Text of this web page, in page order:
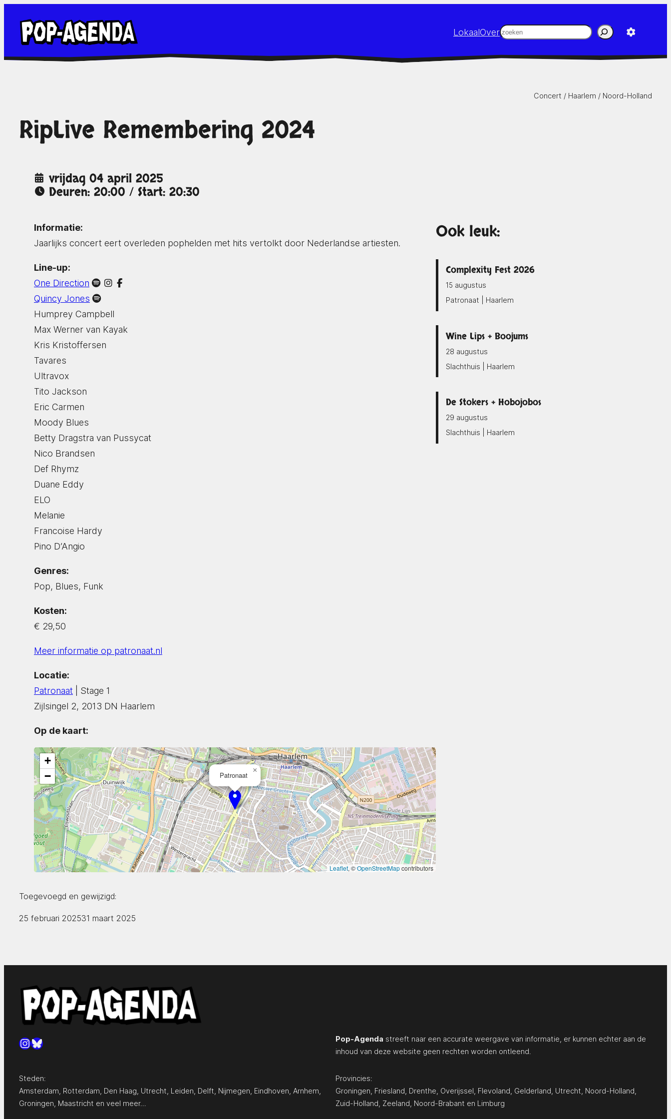
naar
inhoud
LokaalOverZoeken
Concert / Haarlem / Noord-Holland
RipLive Remembering 2024
vrijdag 04 april 2025
Deuren: 20:00 / Start: 20:30
Informatie:
Jaarlijks concert eert overleden pophelden met hits vertolkt door Nederlandse artiesten.
Line-up:
One Direction
Quincy Jones
Humprey Campbell
Max Werner van Kayak
Kris Kristoffersen
Tavares
Ultravox
Tito Jackson
Eric Carmen
Moody Blues
Betty Dragstra van Pussycat
Nico Brandsen
Def Rhymz
Duane Eddy
ELO
Melanie
Francoise Hardy
Pino D’Angio
Genres:
Pop, Blues, Funk
Kosten:
€ 29,50
Meer informatie op patronaat.nl
Locatie:
Patronaat | Stage 1
Zijlsingel 2, 2013 DN Haarlem
Op de kaart:
Patronaat
×
+
−
Leaflet, ©OpenStreetMapcontributors
Ook leuk:
Complexity Fest 2026
15 augustus
Patronaat | Haarlem
Wine Lips + Boojums
28 augustus
Slachthuis | Haarlem
De Stokers + Hobojobos
29 augustus
Slachthuis | Haarlem
Toegevoegd en gewijzigd:
25 februari 202531 maart 2025
Instagram
Bluesky Pop-Agenda streeft naar een accurate weergave van informatie, er kunnen echter aan de
inhoud van deze website geen rechten worden ontleend.
Steden:
Amsterdam Rotterdam Den Haag Utrecht Leiden Delft Nijmegen Eindhoven Arnhem
Groningen Maastricht en veel meer…
Provincies:
Groningen Friesland Drenthe Overijssel Flevoland Gelderland Utrecht Noord-Holland
Zuid-Holland Zeeland Noord-Brabant en Limburg